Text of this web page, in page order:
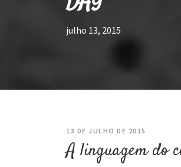
julho 13, 2015
13 DE JULHO DE 2015
A linguagem do